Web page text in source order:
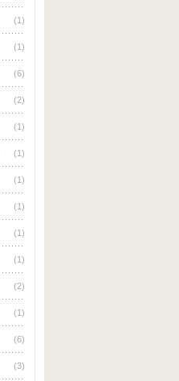
(1)
(1)
(6)
(2)
(1)
(1)
(1)
(1)
(1)
(1)
(2)
(1)
(6)
(3)